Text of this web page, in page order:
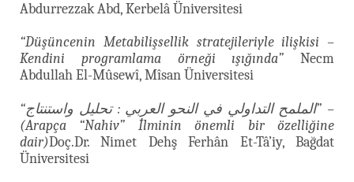
Abdurrezzak Abd, Kerbelâ Üniversitesi
“Düşüncenin Metabilişsellik stratejileriyle ilişkisi –
Kendini programlama örneği ışığında” Necm
Abdullah El-Mûsewî, Mîsan Üniversitesi
“الملمح التداولي في النحو العربي : تحليل واستنتاج” –
(Arapça “Nahiv” İlminin önemli bir özelliğine
dair)Doç.Dr. Nimet Dehş Ferhân Et-Tâ’iy, Bağdat
Üniversitesi